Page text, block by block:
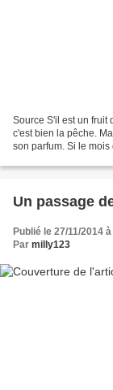
Source S'il est un fruit
c'est bien la pêche.
son parfum. Si le
Un passage
Publié le 27/11/2014
Par milly123